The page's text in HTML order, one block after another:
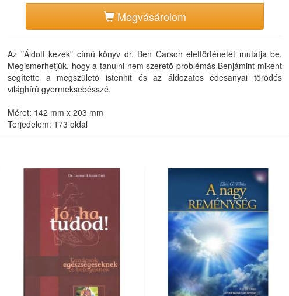
Megvásárolom
Az "Áldott kezek" címû könyv dr. Ben Carson élettörténetét mutatja be.
Megismerhetjük, hogy a tanulni nem szeretõ problémás Benjámint miként
segítette a megszületõ istenhit és az áldozatos édesanyai törõdés
világhírû gyermeksebésszé.
Méret: 142 mm x 203 mm
Terjedelem: 173 oldal